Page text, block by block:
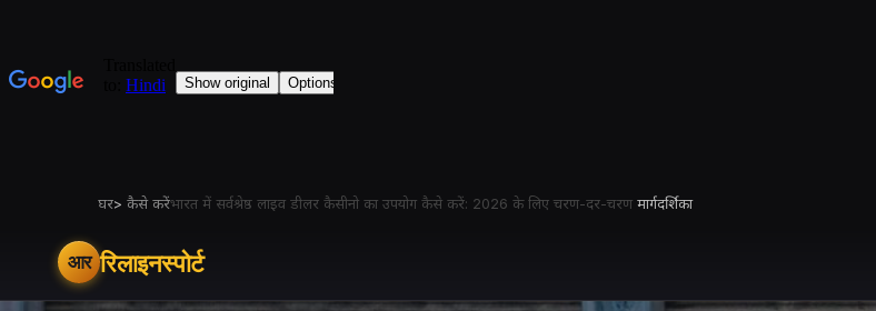
घर> कैसे करेंभारत में सर्वश्रेष्ठ लाइव डीलर कैसीनो का उपयोग कैसे करें: 2026 के लिए चरण-दर-चरण मार्गदर्शिका
आर रिलाइनस्पोर्ट